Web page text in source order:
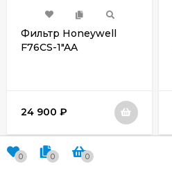
Фильтр Honeywell
F76CS-1"AA
24 900 ₽
0 0 0